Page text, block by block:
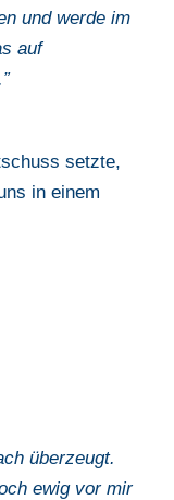
und werde im
auf
setzte,
in einem
überzeugt.
ewig vor mir